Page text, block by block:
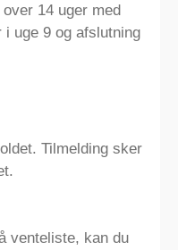
14 uger med
i uge 9 og afslutning
Tilmelding sker
venteliste, kan du